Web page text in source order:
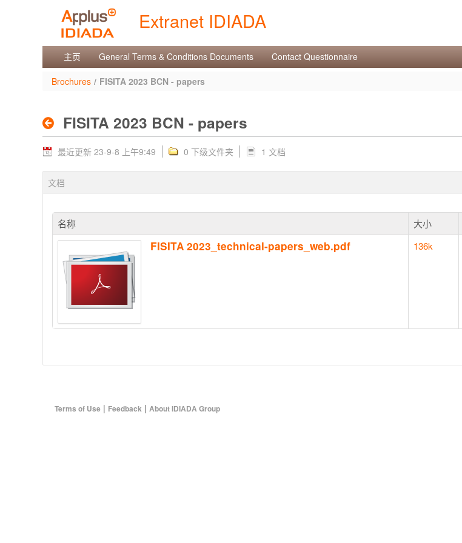
Extranet IDIADA
FISITA 2023 BCN - papers - Brochures
主页 General Terms & Conditions Documents Contact Questionnaire
Brochures / FISITA 2023 BCN - papers
FISITA 2023 BCN - papers
最近更新 23-9-8 上午9:49 0 下级文件夹 1 文档
文档
名称 大小
FISITA 2023_technical-papers_web.pdf 136k
Terms of Use | Feedback | About IDIADA Group